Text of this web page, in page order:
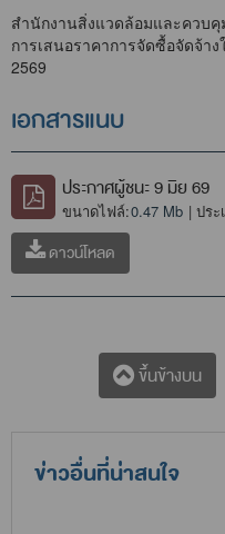
สำนักงานสิ่งแวดล้อมและควบ
การเสนอราคาการจัดซื้อจัดจ้า
2569
เอกสารแนบ
ประกาศผู้ชนะ 9 มิย 69
ขนาดไฟล์:0.47 Mb | ปร
ดาวน์โหลด
ขึ้นข้างบน
ข่าวอื่นที่น่าสนใจ